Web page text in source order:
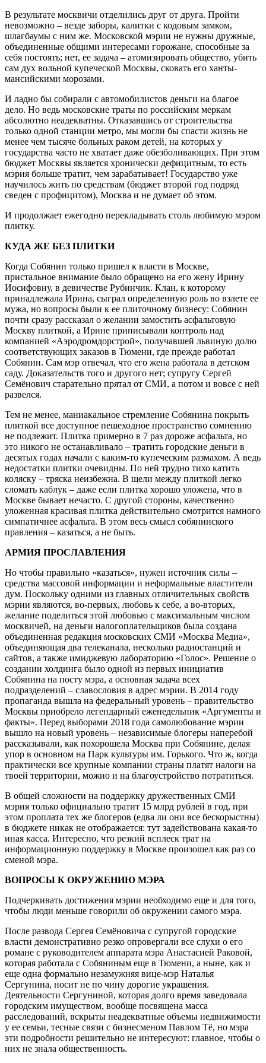
В результате москвичи отделились друг от друга. Пройти
невозможно – везде заборы, калитки с кодовым замком,
шлагбаумы с ним же. Московской мэрии не нужны дружные,
объединенные общими интересами горожане, способные за
себя постоять; нет, ее задача – атомизировать общество, убить
сам дух вольной купеческой Москвы, сковать его ханты-
мансийскими морозами.
И ладно бы собирали с автомобилистов деньги на благое
дело. Но ведь московские траты по российским меркам
абсолютно неадекватны. Отказавшись от строительства
только одной станции метро, мы могли бы спасти жизнь не
менее чем тысяче больных раком детей, на которых у
государства часто не хватает даже обезболивающих. При этом
бюджет Москвы является хронически дефицитным, то есть
мэрия больше тратит, чем зарабатывает! Государство уже
научилось жить по средствам (бюджет второй год подряд
сведен с профицитом), Москва и не думает об этом.
И продолжает ежегодно перекладывать столь любимую мэром
плитку.
КУДА ЖЕ БЕЗ ПЛИТКИ
Когда Собянин только пришел к власти в Москве,
пристальное внимание было обращено на его жену Ирину
Иосифовну, в девичестве Рубинчик. Клан, к которому
принадлежала Ирина, сыграл определенную роль во взлете ее
мужа, но вопросы были к ее плиточному бизнесу: Собянин
почти сразу рассказал о желании замостить асфальтовую
Москву плиткой, а Ирине приписывали контроль над
компанией «Аэродромдорстрой», получавшей львиную долю
соответствующих заказов в Тюмени, где прежде работал
Собянин. Сам мэр отвечал, что его жена работала в детском
саду. Доказательств того и другого нет; супругу Сергей
Семёнович старательно прятал от СМИ, а потом и вовсе с ней
развелся.
Тем не менее, маниакальное стремление Собянина покрыть
плиткой все доступное пешеходное пространство сомнению
не подлежит. Плитка примерно в 7 раз дороже асфальта, но
это никого не останавливало – тратить городские деньги в
десятых годах начали с каким-то купеческим размахом. А ведь
недостатки плитки очевидны. По ней трудно тихо катить
коляску – тряска неизбежна. В щели между плиткой легко
сломать каблук – даже если плитка хорошо уложена, что в
Москве бывает нечасто. С другой стороны, качественно
уложенная красивая плитка действительно смотрится намного
симпатичнее асфальта. В этом весь смысл собянинского
правления – казаться, а не быть.
АРМИЯ ПРОСЛАВЛЕНИЯ
Но чтобы правильно «казаться», нужен источник силы –
средства массовой информации и неформальные властители
дум. Поскольку одними из главных отличительных свойств
мэрии являются, во-первых, любовь к себе, а во-вторых,
желание поделиться этой любовью с максимальным числом
москвичей, на деньги налогоплательщиков была создана
объединенная редакция московских СМИ «Москва Медиа»,
объединяющая два телеканала, несколько радиостанций и
сайтов, а также имиджевую лабораторию «Голос». Решение о
создании холдинга было одной из первых инициатив
Собянина на посту мэра, а основная задача всех
подразделений – славословия в адрес мэрии. В 2014 году
пропаганда вышла на федеральный уровень – правительство
Москвы приобрело легендарный еженедельник «Аргументы и
факты». Перед выборами 2018 года самолюбование мэрии
вышло на новый уровень – независимые блогеры наперебой
рассказывали, как похорошела Москва при Собянине, делая
упор в основном на Парк культуры им. Горького. Что ж, когда
практически все крупные компании страны платят налоги на
твоей территории, можно и на благоустройство потратиться.
В общей сложности на поддержку дружественных СМИ
мэрия только официально тратит 15 млрд рублей в год, при
этом проплата тех же блогеров (едва ли они все бескорыстны)
в бюджете никак не отображается: тут задействована какая-то
иная касса. Интересно, что резкий всплеск трат на
информационную поддержку в Москве произошел как раз со
сменой мэра.
ВОПРОСЫ К ОКРУЖЕНИЮ МЭРА
Подчеркивать достижения мэрии необходимо еще и для того,
чтобы люди меньше говорили об окружении самого мэра.
После развода Сергея Семёновича с супругой городские
власти демонстративно резко опровергали все слухи о его
романе с руководителем аппарата мэра Анастасией Раковой,
которая работала с Собяниным еще в Тюмени, а ныне, как и
еще одна формально незамужняя вице-мэр Наталья
Сергунина, носит не по чину дорогие украшения.
Деятельности Сергуниной, которая долго время заведовала
городским имуществом, вообще посвящена масса
расследований, вскрыты неадекватные объемы недвижимости
у ее семьи, тесные связи с бизнесменом Павлом Тё, но мэра
эти подробности решительно не интересуют: главное, чтобы о
них не знала общественность.